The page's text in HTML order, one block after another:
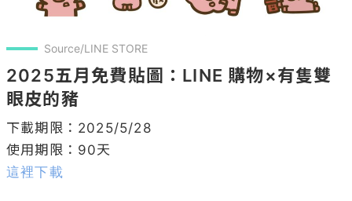
Source/LINE STORE
2025五月免費貼圖：LINE 購物×有隻雙
眼皮的豬
下載期限：2025/5/28
這裡下載